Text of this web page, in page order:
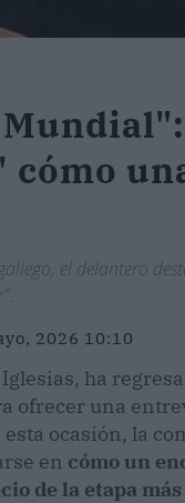
cómo
el delantero
2026 10:10
ha
ofrecer una
ocasión, la
en cómo un
de la etapa